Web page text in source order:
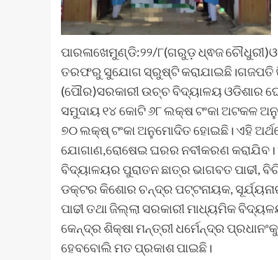
ପାରଳାଖେମୁଣ୍ଡି:୨୨/୮(ଗରୁଡ଼ ଧ୍ଵଜ
ତରଫରୁ ସୁଯୋଗ ସ୍ରୁଷ୍ଟି କରାଯାଇଛି।ଗଜପତି
(ପୌର)ସରକାରୀ ଉଚ୍ଚ ବିଦ୍ୟାଳୟ ଓଡିଶାର
ସମୁଦାୟ ୧୪ କୋଟି ୬୮ ଲକ୍ଷ ଟଂକା ଅଟକଳ
୭୦ ଲକ୍ଷ୍ ଟଂକା ଅନୁମୋଦିତ ହୋଇଛି। ଏହି
ଯୋଗାଣ,ରୋଷେଇ ଘରର ନବୀକରଣ କରାଯିବ।
ବିଦ୍ୟାଳୟର ପୁରାତନ ଛାତ୍ର ଭାଗବତ ପାଢୀ,
ଡକ୍ଟର କିଶୋର ଚନ୍ଦ୍ର ପଟ୍ଟନାୟକ,
ପାଢୀ ତଥା ଜିଲ୍ଲା ସରକାରୀ ମାଧ୍ୟମିକ
କେନ୍ଦ୍ର ଶିକ୍ଷା ମନ୍ତ୍ରୀ ଧର୍ମେନ୍ଦ୍ର
ହେବବୋଲି ମତ ପ୍ରକାଶ ପାଇଛି।